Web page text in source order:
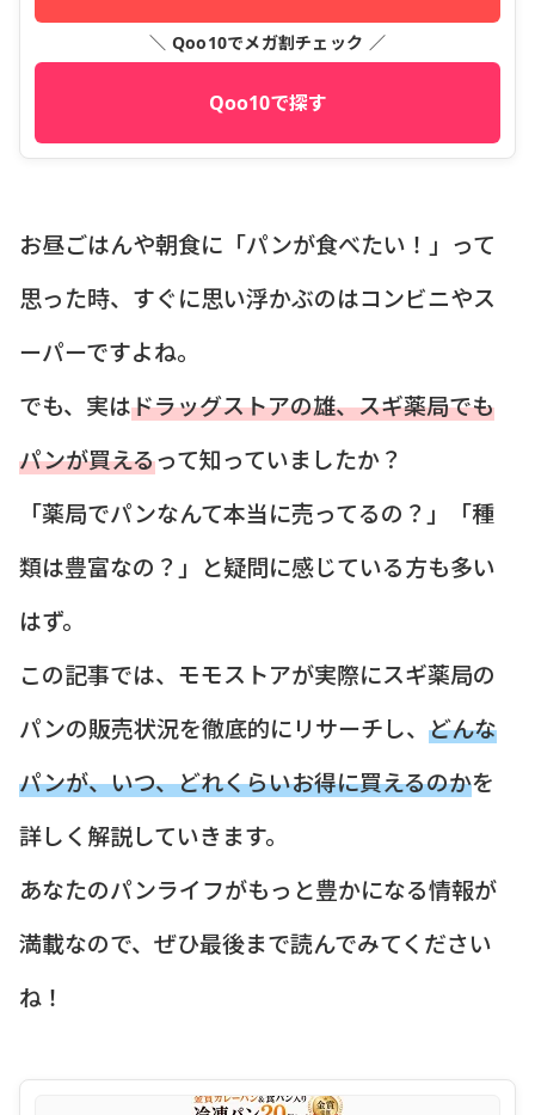
＼ Qoo10でメガ割チェック ／
Qoo10で探す
お昼ごはんや朝食に「パンが食べたい！」って
思った時、すぐに思い浮かぶのはコンビニやス
ーパーですよね。
でも、実はドラッグストアの雄、スギ薬局でも
パンが買えるって知っていましたか？
「薬局でパンなんて本当に売ってるの？」「種
類は豊富なの？」と疑問に感じている方も多い
はず。
この記事では、モモストアが実際にスギ薬局の
パンの販売状況を徹底的にリサーチし、 どんな
パンが、いつ、どれくらいお得に買えるのかを
詳しく解説していきます。
あなたのパンライフがもっと豊かになる情報が
満載なので、ぜひ最後まで読んでみてください
ね！